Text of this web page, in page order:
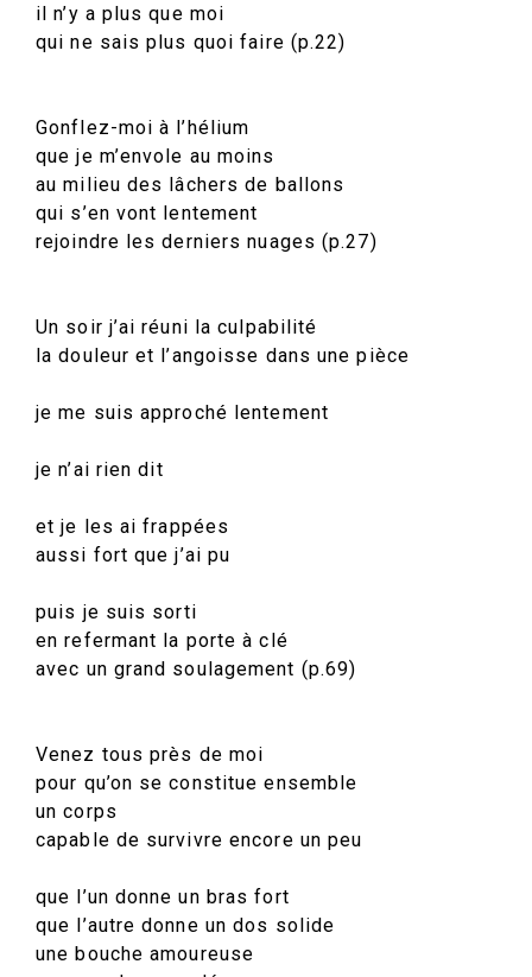
il n’y a plus que moi
qui ne sais plus quoi faire (p.22)
Gonflez-moi à l’hélium
que je m’envole au moins
au milieu des lâchers de ballons
qui s’en vont lentement
rejoindre les derniers nuages (p.27)
Un soir j’ai réuni la culpabilité
la douleur et l’angoisse dans une pièce
je me suis approché lentement
je n’ai rien dit
et je les ai frappées
aussi fort que j’ai pu
puis je suis sorti
en refermant la porte à clé
avec un grand soulagement (p.69)
Venez tous près de moi
pour qu’on se constitue ensemble
un corps
capable de survivre encore un peu
que l’un donne un bras fort
que l’autre donne un dos solide
une bouche amoureuse